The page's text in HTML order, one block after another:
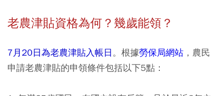
老農津貼資格為何？幾歲能領？
7月20日為老農津貼入帳日。根據勞保局網站 ，農民
申請老農津貼的申領條件包括以下5點：